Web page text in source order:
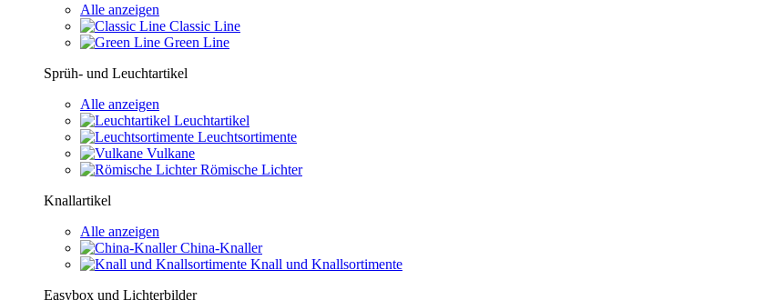
Alle anzeigen
Classic Line
Green Line
Sprüh- und Leuchtartikel
Alle anzeigen
Leuchtartikel
Leuchtsortimente
Vulkane
Römische Lichter
Knallartikel
Alle anzeigen
China-Knaller
Knall und Knallsortimente
Easybox und Lichterbilder